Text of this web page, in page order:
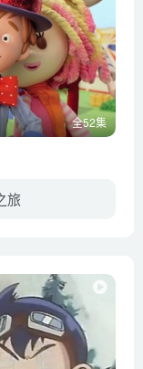
全52集
旅